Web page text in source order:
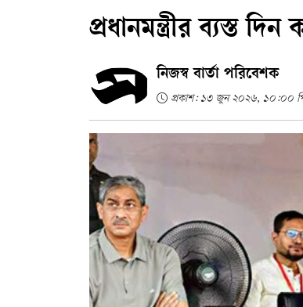
প্রধানমন্ত্রীর ব্যস্ত
নিজস্ব বার্তা পরিবেশক
প্রকাশ: ১৩ জুন ২০২৬, ১০:০০